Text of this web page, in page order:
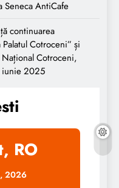
Seneca AntiCafe
continuarea
Cotroceni” și
Cotroceni,
iunie 2025
RO
2026